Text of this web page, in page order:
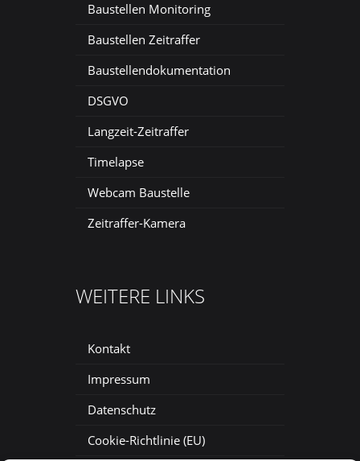
Baustellen Monitoring
Baustellen Zeitraffer
Baustellendokumentation
DSGVO
Langzeit-Zeitraffer
Timelapse
Webcam Baustelle
Zeitraffer-Kamera
WEITERE LINKS
Kontakt
Impressum
Datenschutz
Cookie-Richtlinie (EU)